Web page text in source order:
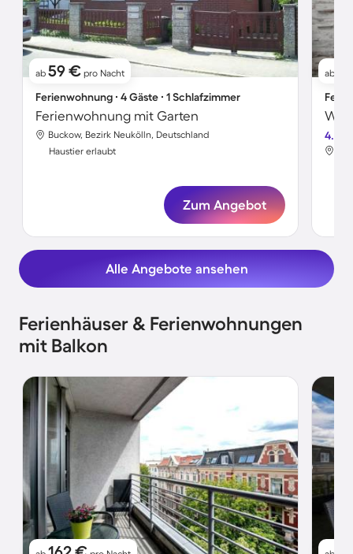
ab 59 € pro Nacht
Ferienwohnung ∙ 4 Gäste ∙ 1 Schlafzimmer
Ferienwohnung mit Garten
Buckow, Bezirk Neukölln, Deutschland
Haustier erlaubt
Zum Angebot
ab
4.2
Alle Angebote ansehen
Ferienhäuser & Ferienwohnungen
mit Balkon